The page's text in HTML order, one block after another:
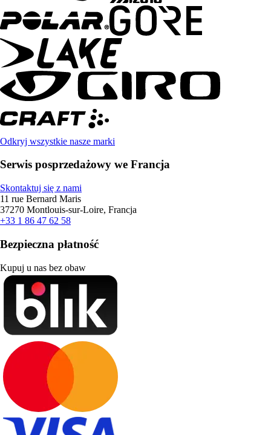
Odkryj wszystkie nasze marki
Serwis posprzedażowy we Francja
Skontaktuj się z nami
11 rue Bernard Maris
37270 Montlouis-sur-Loire, Francja
+33 1 86 47 62 58
Bezpieczna płatność
Kupuj u nas bez obaw